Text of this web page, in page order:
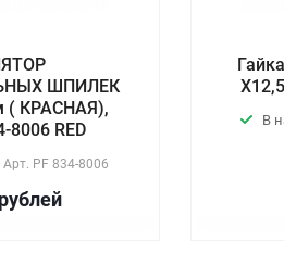
ШПИЛЕК
( КРАСНАЯ),
8006 RED
Арт. PF 834-8006
рублей
В